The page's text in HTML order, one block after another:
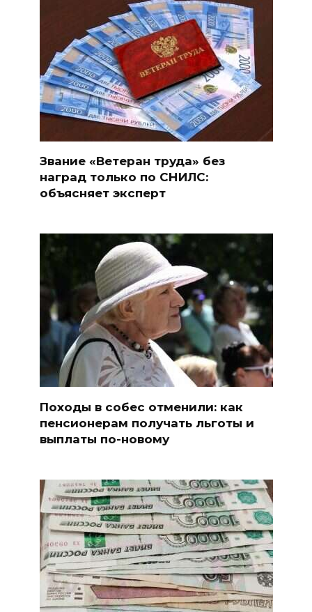
Звание «Ветеран труда» без
наград только по СНИЛС:
объясняет эксперт
Походы в собес отменили: как
пенсионерам получать льготы и
выплаты по-новому